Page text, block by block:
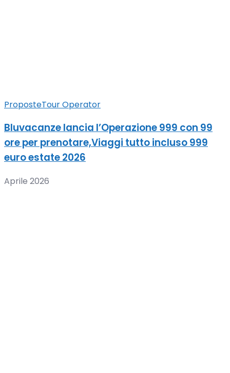
ProposteTour Operator
Bluvacanze lancia l’Operazione 999 con 99
ore per prenotare,Viaggi tutto incluso 999
euro estate 2026
Aprile 2026